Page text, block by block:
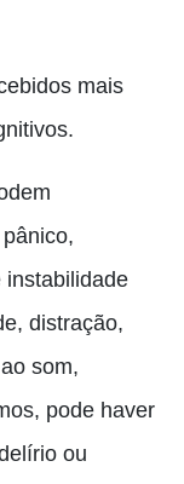
mais
instabilidade
distração,
som,
pode haver
ou